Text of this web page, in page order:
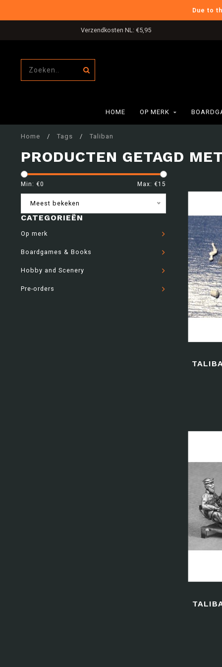
Due to
Verzendkosten NL: €5,95
HOME OP MERK
Home / Tags / Taliban
PRODUCTEN GETAGD
Min: €0 Max: €15
Meest bekeken
CATEGORIEËN
Op merk
Boardgames & Books
Hobby and Scenery
Pre-orders